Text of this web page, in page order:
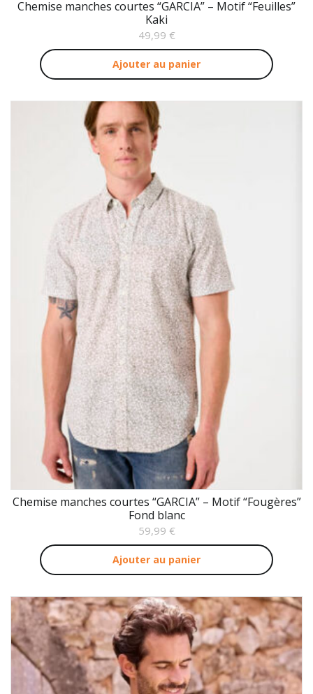
Chemise manches courtes “GARCIA” – Motif “Feuilles”
Kaki
49,99 €
Ajouter au panier
Chemise manches courtes “GARCIA” – Motif “Fougères”
Fond blanc
59,99 €
Ajouter au panier